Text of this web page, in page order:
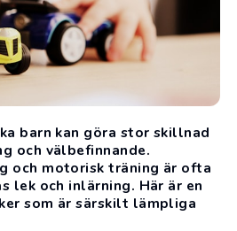
barn kan göra stor skillnad
och välbefinnande.
och motorisk träning är ofta
lek och inlärning. Här är en
som är särskilt lämpliga